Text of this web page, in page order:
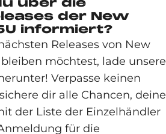
der New
informiert?
Releases von New
möchtest, lade unsere
Verpasse keinen
dir alle Chancen, deine
der Liste der Einzelhändler
für die